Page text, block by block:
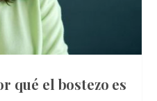
qué el bostezo es